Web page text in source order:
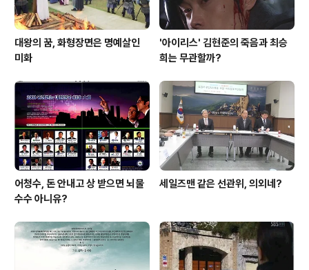
대왕의 꿈, 화형장면은 명예살인
미화
'아이리스' 김현준의 죽음과 최승
희는 무관할까?
어청수, 돈 안내고 상 받으면 뇌물
수수 아니유?
세일즈맨 같은 선관위, 의외네?